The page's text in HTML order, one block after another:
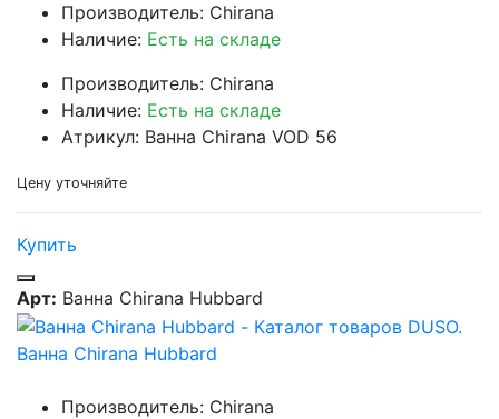
Производитель: Chirana
Наличие: Есть на складе
Производитель: Chirana
Наличие: Есть на складе
Атрикул: Ванна Chirana VOD 56
Цену уточняйте
Купить
Арт: Ванна Chirana Hubbard
Ванна Chirana Hubbard
Производитель: Chirana